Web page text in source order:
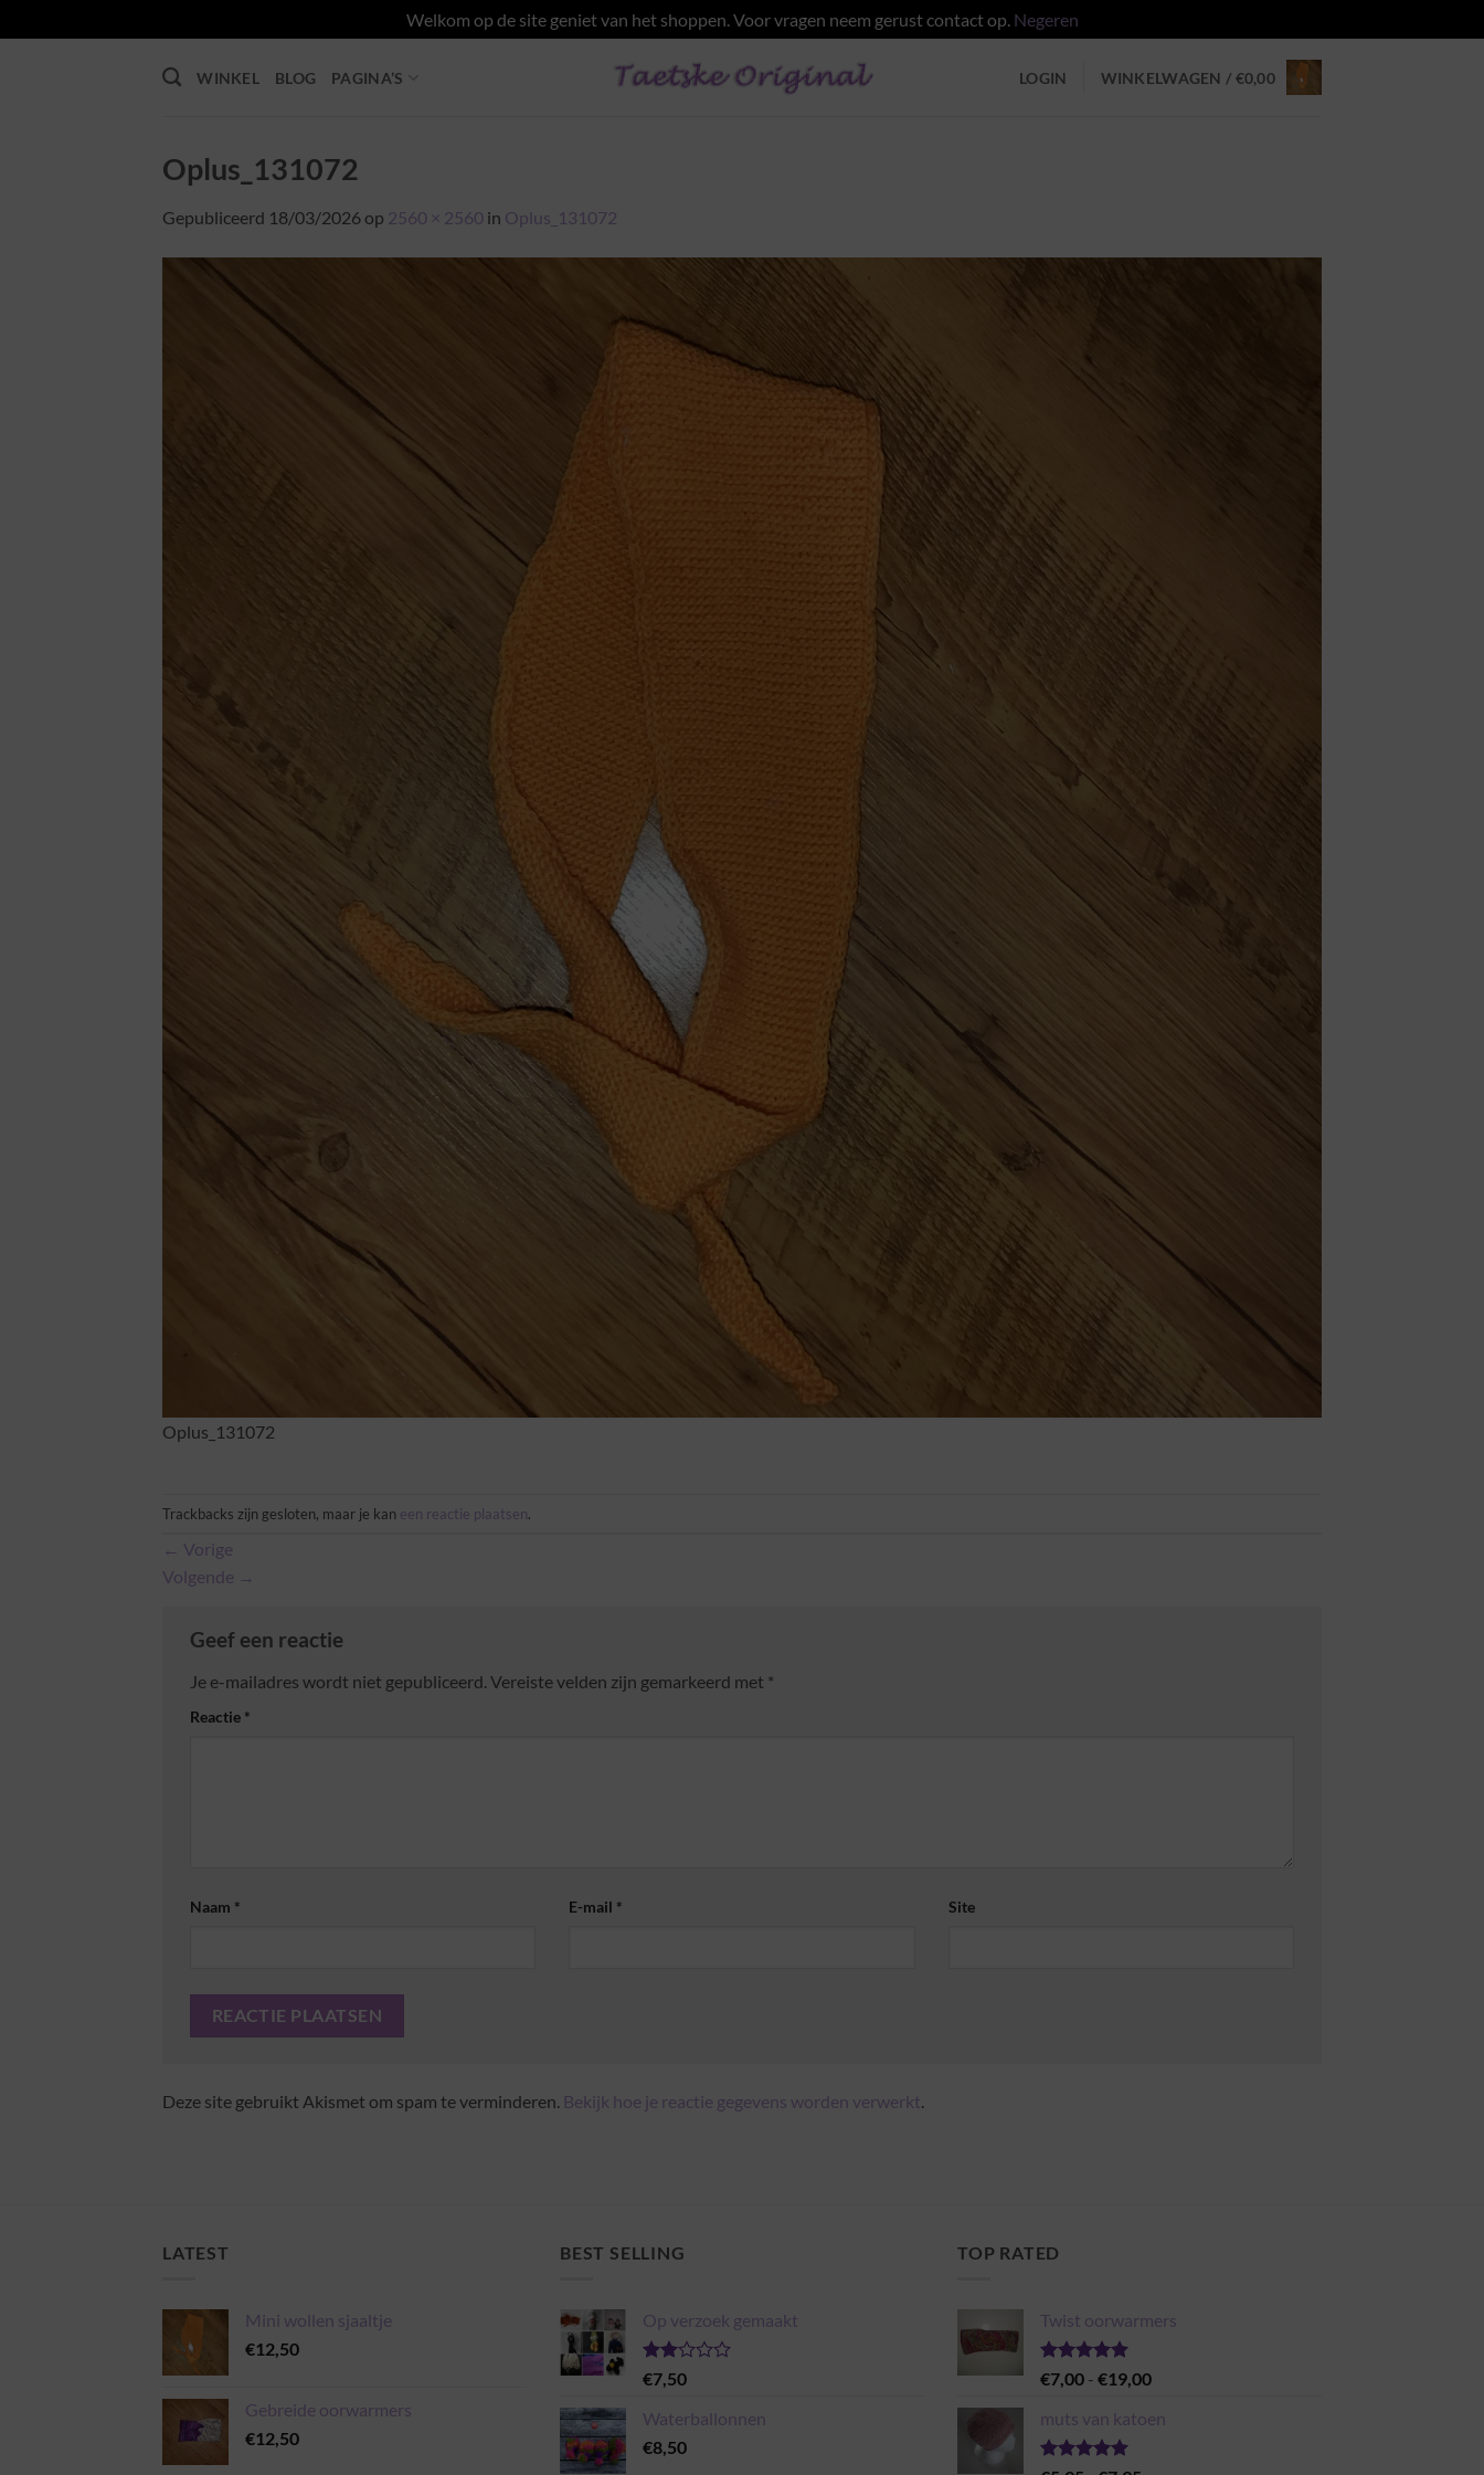
Welkom op de site geniet van het shoppen. Voor vragen neem gerust contact op. Negeren
WINKEL BLOG PAGINA’S LOGIN WINKELWAGEN / €0,00
Oplus_131072
Gepubliceerd 18/03/2026 op 2560 × 2560 in Oplus_131072
Oplus_131072
Trackbacks zijn gesloten, maar je kan een reactie plaatsen.
← Vorige
Volgende →
Geef een reactie
Je e-mailadres wordt niet gepubliceerd. Vereiste velden zijn gemarkeerd met *
Reactie *
Naam * E-mail * Site
Deze site gebruikt Akismet om spam te verminderen. Bekijk hoe je reactie gegevens worden verwerkt
LATEST
Mini wollen sjaaltje
€12,50
Gebreide oorwarmers
€12,50
BEST SELLING
Op verzoek gemaakt
Gewaardeerd
2.00
uit 5
€7,50
Waterballonnen
€8,50
TOP RATED
Twist oorwarmers
Gewaardeerd
5.00
€7,00 - €19,00Prijsklasse:
tot
muts van katoen